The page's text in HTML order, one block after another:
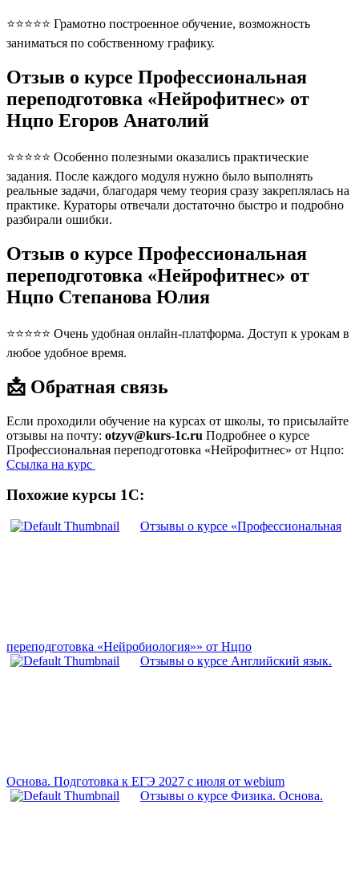
⭐⭐⭐⭐⭐ Грамотно построенное обучение, возможность
заниматься по собственному графику.
Отзыв о курсе Профессиональная
переподготовка «Нейрофитнес» от
Нцпо Егоров Анатолий
⭐⭐⭐⭐⭐ Особенно полезными оказались практические
задания. После каждого модуля нужно было выполнять
реальные задачи, благодаря чему теория сразу закреплялась на
практике. Кураторы отвечали достаточно быстро и подробно
разбирали ошибки.
Отзыв о курсе Профессиональная
переподготовка «Нейрофитнес» от
Нцпо Степанова Юлия
⭐⭐⭐⭐⭐ Очень удобная онлайн-платформа. Доступ к урокам в
любое удобное время.
📩 Обратная связь
Если проходили обучение на курсах от школы, то присылайте
отзывы на почту: otzyv@kurs-1c.ru Подробнее о курсе
Профессиональная переподготовка «Нейрофитнес» от Нцпо:
Ссылка на курс
Похожие курсы 1С:
Отзывы о курсе «Профессиональная
переподготовка «Нейробиология»» от Нцпо
Отзывы о курсе Английский язык.
Основа. Подготовка к ЕГЭ 2027 с июля от webium
Отзывы о курсе Физика. Основа.